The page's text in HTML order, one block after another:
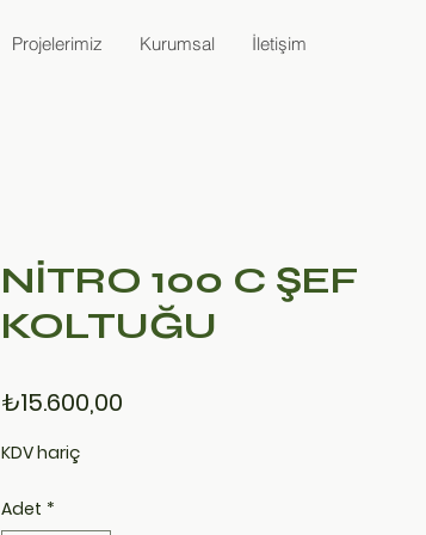
Projelerimiz Kurumsal İletişim
NİTRO 100 C ŞEF
KOLTUĞU
₺15.600,00
KDV hariç
Adet *